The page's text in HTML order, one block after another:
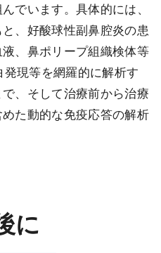
でいます。具体的には、
、好酸球性副鼻腔炎の患
、鼻ポリープ組織検体等
現等を網羅的に解析す
、そして治療前から治療
た動的な免疫応答の解析
に